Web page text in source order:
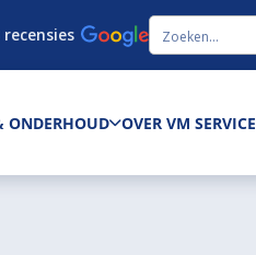
recensies
ONDERHOUD OVER VM SERVICE